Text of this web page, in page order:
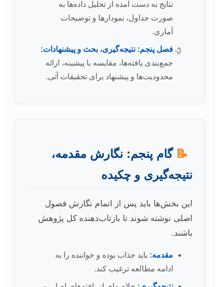
نتایج به دست آمده از تحلیل داده‌ها به
صورت جداول، نمودارها و توضیحات
آماری.
فصل پنجم: نتیجه‌گیری، بحث و پیشنهادات:
جمع‌بندی یافته‌ها، مقایسه با پیشینه، ارائه
محدودیت‌ها و پیشنهاد برای تحقیقات آتی.
📝 گام پنجم: نگارش مقدمه،
نتیجه‌گیری و چکیده
این بخش‌ها باید پس از اتمام نگارش فصول
اصلی نوشته شوند تا بازتاب‌دهنده کل پژوهش
باشند.
مقدمه: باید جذاب بوده و خواننده را به
ادامه مطالعه ترغیب کند.